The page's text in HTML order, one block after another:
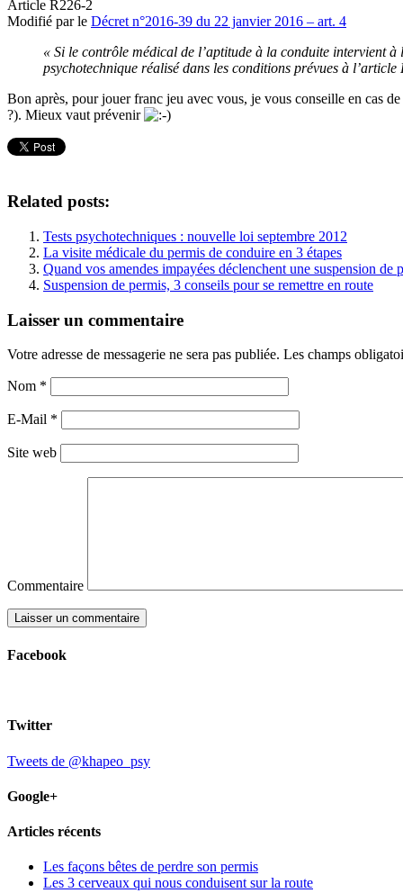
Article R226-2
Modifié par le Décret n°2016-39 du 22 janvier 2016 – art. 4
« Si le contrôle médical de l’aptitude à la conduite intervient
psychotechnique réalisé dans les conditions prévues à l’article
Bon après, pour jouer franc jeu avec vous, je vous conseille en cas
?). Mieux vaut prévenir
Related posts:
Tests psychotechniques : nouvelle loi septembre 2012
La visite médicale du permis de conduire en 3 étapes
Quand vos amendes impayées déclenchent une suspension de
Suspension de permis, 3 conseils pour se remettre en route
Laisser un commentaire
Votre adresse de messagerie ne sera pas publiée. Les champs
Nom *
E-Mail *
Site web
Commentaire
Facebook
Twitter
Tweets de @khapeo_psy
Google+
Articles récents
Les façons bêtes de perdre son permis
Les 3 cerveaux qui nous conduisent sur la route